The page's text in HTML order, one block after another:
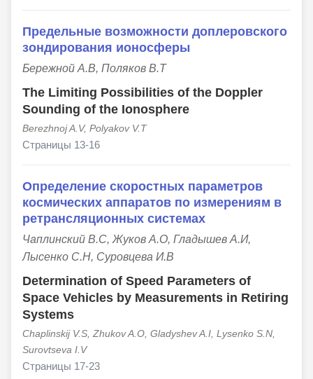
Предельные возможности доплеровского
зондирования ионосферы
Бережной А.В, Поляков В.Т
The Limiting Possibilities of the Doppler
Sounding of the Ionosphere
Berezhnoj A.V, Polyakov V.T
Страницы 13-16
Определение скоростных параметров
космических аппаратов по измерениям в
ретрансляционных системах
Чаплинский В.С, Жуков А.О, Гладышев А.И,
Лысенко С.Н, Суровцева И.В
Determination of Speed Parameters of
Space Vehicles by Measurements in Retiring
Systems
Chaplinskij V.S, Zhukov A.O, Gladyshev A.I, Lysenko S.N,
Surovtseva I.V
Страницы 17-23